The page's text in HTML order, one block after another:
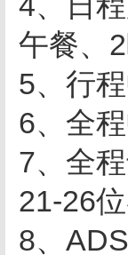
午餐、2
5、行
6、全
7、全
21-26
8、